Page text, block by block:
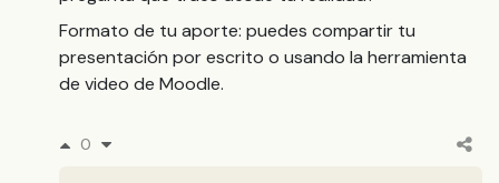
Formato de tu aporte: puedes compartir tu
presentación por escrito o usando la herramienta
de video de Moodle.
0